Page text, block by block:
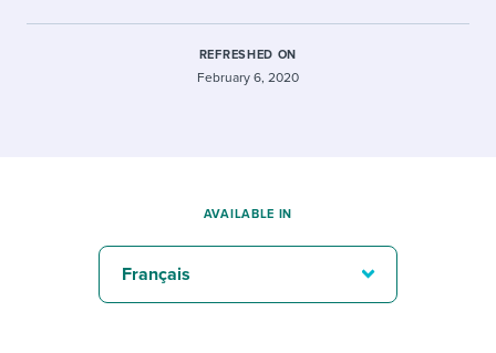
REFRESHED ON
February 6, 2020
AVAILABLE IN
Français